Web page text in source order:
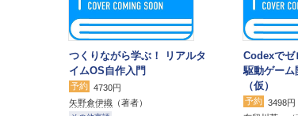
つくりながら学ぶ！ リアルタ
イムOS自作入門
予約 4730円
矢野倉伊織 （著者）
Codexでゼ
駆動ゲーム
（仮）
予約 3498円